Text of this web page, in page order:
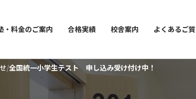
・料金のご案内 合格実績 校舎案内 よくあるご
全国統一小学生テスト 申し込み受け付け中！